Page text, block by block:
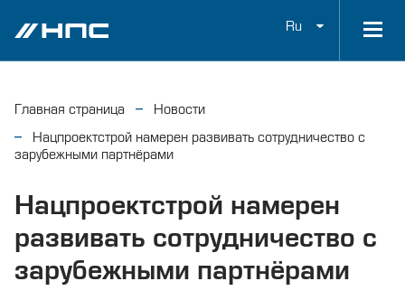
Ru
Главная страница
Новости
Нацпроектстрой намерен развивать сотрудничество с
зарубежными партнёрами
Нацпроектстрой намерен
развивать сотрудничество с
зарубежными партнёрами